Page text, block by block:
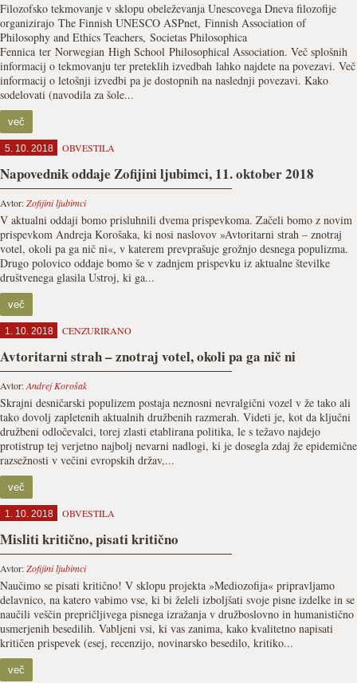
Filozofsko tekmovanje v sklopu obeleževanja Unescovega Dneva filozofije
organizirajo The Finnish UNESCO ASPnet, Finnish Association of
Philosophy and Ethics Teachers, Societas Philosophica
Fennica ter Norwegian High School Philosophical Association. Več splošnih
informacij o tekmovanju ter preteklih izvedbah lahko najdete na povezavi. Več
informacij o letošnji izvedbi pa je dostopnih na naslednji povezavi. Kako
sodelovati (navodila za šole...
več
5. 10. 2018 OBVESTILA
Napovednik oddaje Zofijini ljubimci, 11. oktober 2018
Avtor:Zofijini ljubimci
V aktualni oddaji bomo prisluhnili dvema prispevkoma. Začeli bomo z novim
prispevkom Andreja Korošaka, ki nosi naslovov »Avtoritarni strah – znotraj
votel, okoli pa ga nič ni«, v katerem prevprašuje grožnjo desnega populizma.
Drugo polovico oddaje bomo še v zadnjem prispevku iz aktualne številke
društvenega glasila Ustroj, ki ga...
več
1. 10. 2018 CENZURIRANO
Avtoritarni strah – znotraj votel, okoli pa ga nič ni
Avtor:Andrej Korošak
Skrajni desničarski populizem postaja neznosni nevralgični vozel v že tako ali
tako dovolj zapletenih aktualnih družbenih razmerah. Videti je, kot da ključni
družbeni odločevalci, torej zlasti etablirana politika, le s težavo najdejo
protistrup tej verjetno najbolj nevarni nadlogi, ki je dosegla zdaj že epidemične
razsežnosti v večini evropskih držav,...
več
1. 10. 2018 OBVESTILA
Misliti kritično, pisati kritično
Avtor:Zofijini ljubimci
Naučimo se pisati kritično! V sklopu projekta »Mediozofija« pripravljamo
delavnico, na katero vabimo vse, ki bi želeli izboljšati svoje pisne izdelke in se
naučili veščin prepričljivega pisnega izražanja v družboslovno in humanistično
usmerjenih besedilih. Vabljeni vsi, ki vas zanima, kako kvalitetno napisati
kritičen prispevek (esej, recenzijo, novinarsko besedilo, kritiko...
več